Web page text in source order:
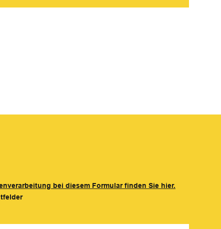
bei diesem Formular finden Sie hier.